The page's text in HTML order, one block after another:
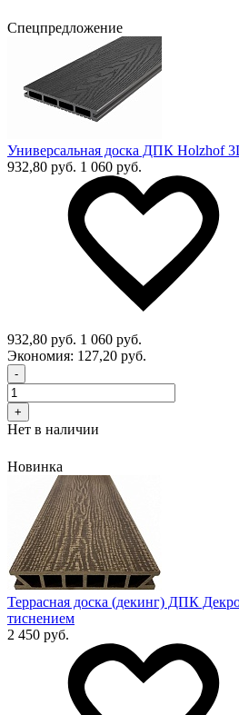
Спецпредложение
Универсальная доска ДПК Holzhof
932,80 руб. 1 060 руб.
932,80 руб. 1 060 руб.
Экономия: 127,20 руб.
-
+
Нет в наличии
Новинка
Террасная доска (декинг) ДПК
тиснением
2 450 руб.